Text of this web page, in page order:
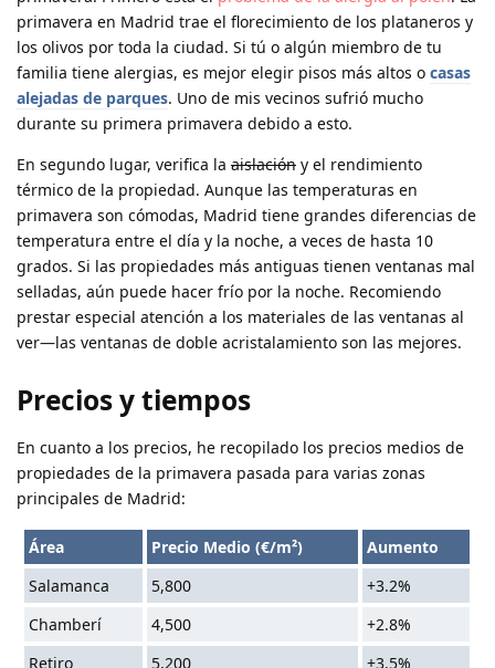
primavera en Madrid trae el florecimiento de los plataneros y
los olivos por toda la ciudad. Si tú o algún miembro de tu
familia tiene alergias, es mejor elegir pisos más altos o casas
alejadas de parques. Uno de mis vecinos sufrió mucho
durante su primera primavera debido a esto.
En segundo lugar, verifica la aislación y el rendimiento
térmico de la propiedad. Aunque las temperaturas en
primavera son cómodas, Madrid tiene grandes diferencias de
temperatura entre el día y la noche, a veces de hasta 10
grados. Si las propiedades más antiguas tienen ventanas mal
selladas, aún puede hacer frío por la noche. Recomiendo
prestar especial atención a los materiales de las ventanas al
ver—las ventanas de doble acristalamiento son las mejores.
Precios y tiempos
En cuanto a los precios, he recopilado los precios medios de
propiedades de la primavera pasada para varias zonas
principales de Madrid:
Área Precio Medio (€/m²)
Aumento
Salamanca
5,800
+3.2%
Chamberí
4,500
+2.8%
Retiro
5,200
+3.5%